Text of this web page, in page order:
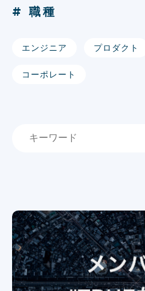
# 職種
エンジニア プロダクト
コーポレート